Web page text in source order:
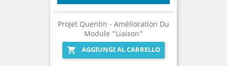
Projet Quentin - Amélioration Du
Module "Liaison"

AGGIUNGI AL CARRELLO